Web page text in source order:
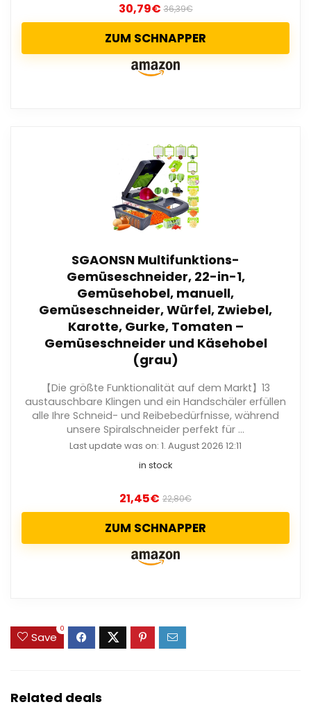
30,79€ 36,39€
ZUM SCHNAPPER
SGAONSN Multifunktions-
Gemüseschneider, 22-in-1,
Gemüsehobel, manuell,
Gemüseschneider, Würfel, Zwiebel,
Karotte, Gurke, Tomaten –
Gemüseschneider und Käsehobel
(grau)
【Die größte Funktionalität auf dem Markt】13
austauschbare Klingen und ein Handschäler erfüllen
alle Ihre Schneid- und Reibebedürfnisse, während
unsere Spiralschneider perfekt für ...
Last update was on: 1. August 2026 12:11
in stock
21,45€ 22,80€
ZUM SCHNAPPER
Save
0
Related deals